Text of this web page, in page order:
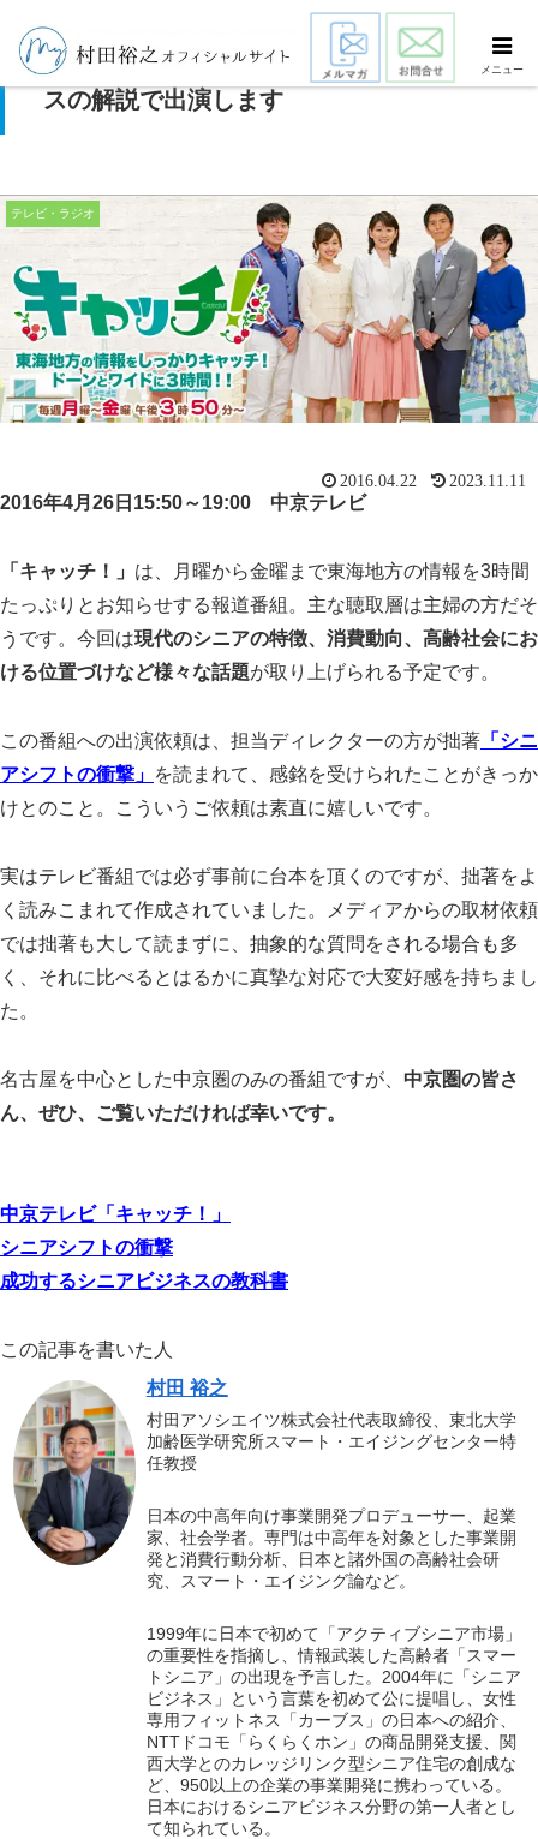
中京テレビ「キャッチ！」にシニアビジネ
スの解説で出演します
テレビ・ラジオ
2016.04.22 2023.11.11
2016年4月26日15:50～19:00 中京テレビ
「キャッチ！」 は、月曜から金曜まで東海地方の情報を3時間
たっぷりとお知らせする報道番組。主な聴取層は主婦の方だそ
うです。今回は現代のシニアの特徴、消費動向、高齢社会にお
ける位置づけなど様々な話題が取り上げられる予定です。
この番組への出演依頼は、担当ディレクターの方が拙著 「シニ
アシフトの衝撃」 を読まれて、感銘を受けられたことがきっか
けとのこと。こういうご依頼は素直に嬉しいです。
実はテレビ番組では必ず事前に台本を頂くのですが、拙著をよ
く読みこまれて作成されていました。メディアからの取材依頼
では拙著も大して読まずに、抽象的な質問をされる場合も多
く、それに比べるとはるかに真摯な対応で大変好感を持ちまし
た。
名古屋を中心とした中京圏のみの番組ですが、 中京圏の皆さ
ん、ぜひ、ご覧いただければ幸いです。
中京テレビ「キャッチ！」
シニアシフトの衝撃
成功するシニアビジネスの教科書
この記事を書いた人
村田 裕之
村田アソシエイツ株式会社代表取締役、東北大学
加齢医学研究所スマート・エイジングセンター特
任教授
日本の中高年向け事業開発プロデューサー、起業
家、社会学者。専門は中高年を対象とした事業開
発と消費行動分析、日本と諸外国の高齢社会研
究、スマート・エイジング論など。
1999年に日本で初めて「アクティブシニア市場」
の重要性を指摘し、情報武装した高齢者「スマー
トシニア」の出現を予言した。2004年に「シニア
ビジネス」という言葉を初めて公に提唱し、女性
専用フィットネス「カーブス」の日本への紹介、
NTTドコモ「らくらくホン」の商品開発支援、関
西大学とのカレッジリンク型シニア住宅の創成な
ど、950以上の企業の事業開発に携わっている。
日本におけるシニアビジネス分野の第一人者とし
て知られている。
メニュー